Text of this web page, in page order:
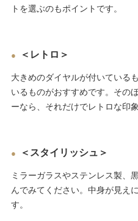
トを選ぶのもポイントです。
＜レトロ＞
大きめのダイヤルが付いている
いるものがおすすめです。その
ーなら、それだけでレトロな印
＜スタイリッシュ＞
ミラーガラスやステンレス製、
んでみてください。中身が見え
す。